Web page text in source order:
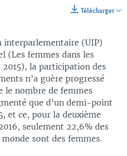
Télécharger
interparlementaire (UIP)
(Les femmes dans les
la participation des
n’a guère progressé
le nombre de femmes
que d’un demi-point
et ce, pour la deuxième
seulement 22,6% des
sont des femmes.